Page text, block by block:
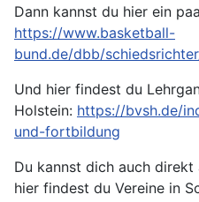
Dann kannst du hier ein
https://www.basketball-
bund.de/dbb/
Und hier findest du
Holstein: https://bvsh.de/
und-fortbildung
Du kannst dich auch direkt
hier findest du Vereine in